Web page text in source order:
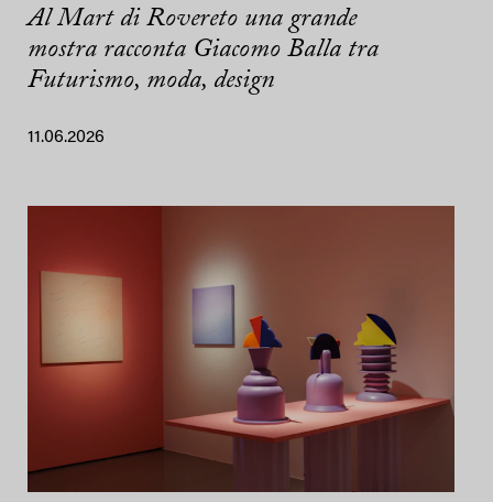
Al Mart di Rovereto una grande
mostra racconta Giacomo Balla tra
Futurismo, moda, design
11.06.2026